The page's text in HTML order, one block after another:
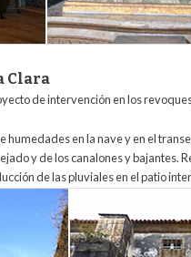
Clara
de intervención en los
humedades en la nave y en el
y de los canalones y
de las pluviales en el patio